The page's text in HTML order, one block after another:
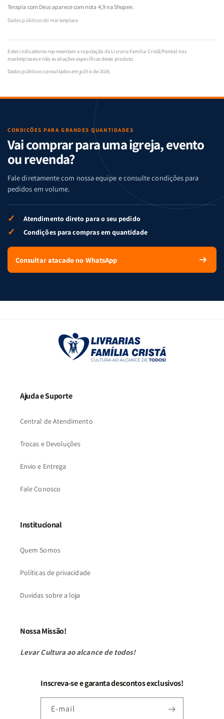
Terapia com Deus aparece com nota 4,9 na Shopee.
Dados públicos do marketplace
Estes indicadores representam a reputação da Livraria Família Cristã/Penkal nos
marketplaces e não avaliações específicas deste produto.
Dados públicos consultados em julho de 2026.
CONDIÇÕES PARA GRANDES QUANTIDADES
Vai comprar para uma igreja, evento
ou revenda?
Fale diretamente com nossa equipe e consulte condições para
pedidos em volume.
✓ Atendimento direto para o seu pedido
✓ Condições para compras em quantidade
Consultar atacado no WhatsApp
Ajuda e Suporte
Central de Atendimento
Trocas e Devoluções
Envio e Entrega
Fale Conosco
Institucional
Quem Somos
Políticas de privacidade
Duvidas sobre a loja
Nossa Missão!
Levar Cultura ao alcance de todos!
Inscreva-se e garanta descontos exclusivos!
E-mail